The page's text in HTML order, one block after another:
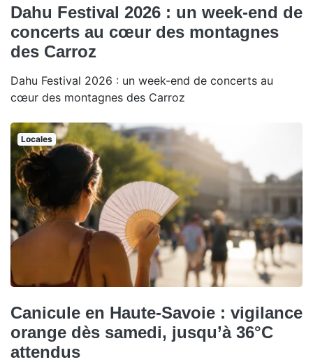
Dahu Festival 2026 : un week-end de
concerts au cœur des montagnes
des Carroz
Dahu Festival 2026 : un week-end de concerts au
cœur des montagnes des Carroz
Locales
Canicule en Haute-Savoie : vigilance
orange dès samedi, jusqu’à 36°C
attendus